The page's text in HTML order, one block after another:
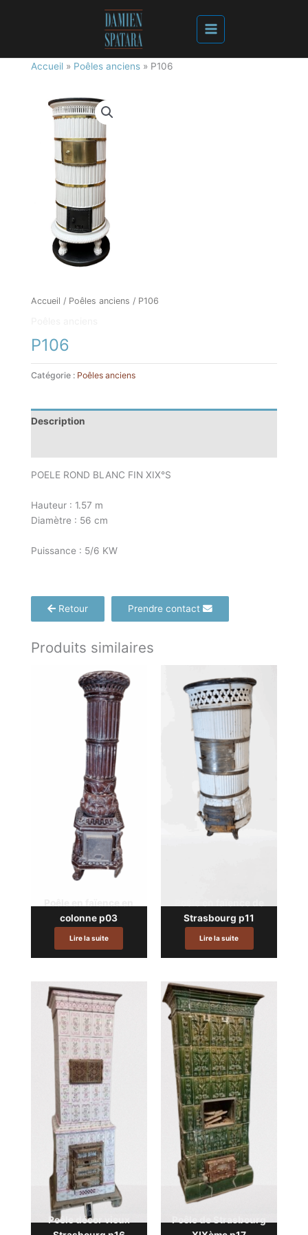
Accueil» Poêles anciens» P106
Accueil / Poêles anciens / P106
P106
Catégorie : Poêles anciens
Description
POELE ROND BLANC FIN XIX°S
Hauteur : 1.57 m
Diamètre : 56 cm
Puissance : 5/6 KW
Retour Prendre contact
Produits similaires
colonne p03
Lire la suite
Strasbourg p11
Lire la suite
Poêle décor vieux